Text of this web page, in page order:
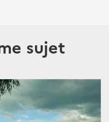
sujet